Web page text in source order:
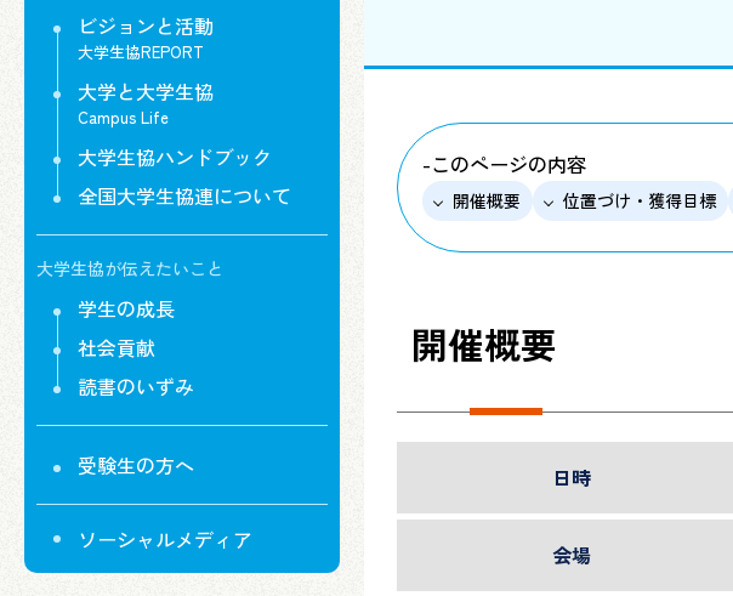
ビジョンと活動
大学生協REPORT
大学と大学生協
Campus Life
大学生協ハンドブック
全国大学生協連について
大学生協が伝えたいこと
学生の成長
社会貢献
読書のいずみ
受験生の方へ
ソーシャルメディア
-このページの内容
開催概要 位置づけ・獲得目標
開催概要
日時
会場